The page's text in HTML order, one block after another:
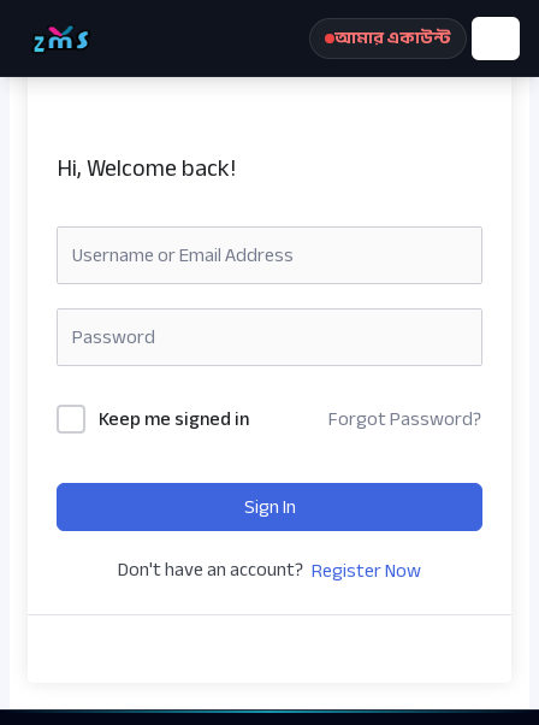
আমার একাউন্ট
Hi, Welcome back!
Keep me signed in Forgot Password?
Sign In
Don't have an account? Register Now